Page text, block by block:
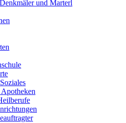
und Marterl